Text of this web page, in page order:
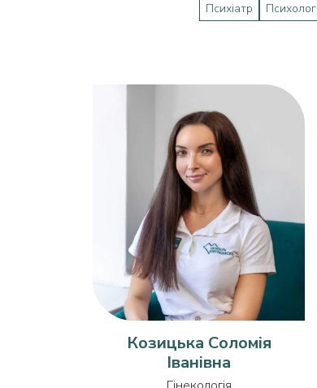
Психіатр
Психолог
Козицька Соломія
Іванівна